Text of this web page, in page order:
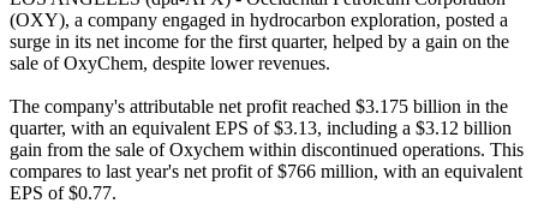
(OXY), a company engaged in hydrocarbon exploration, posted a
surge in its net income for the first quarter, helped by a gain on the
sale of OxyChem, despite lower revenues.
The company's attributable net profit reached $3.175 billion in the
quarter, with an equivalent EPS of $3.13, including a $3.12 billion
gain from the sale of Oxychem within discontinued operations. This
compares to last year's net profit of $766 million, with an equivalent
EPS of $0.77.